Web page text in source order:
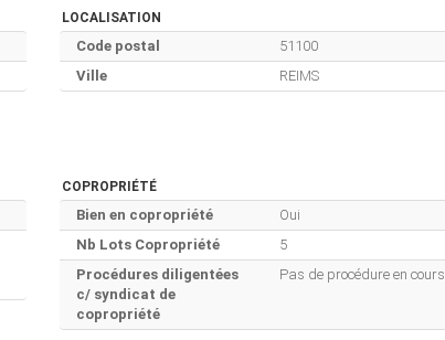
LOCALISATION
Code postal
51100
Ville
REIMS
COPROPRIÉTÉ
Bien en copropriété
Oui
Nb Lots Copropriété
5
Procédures diligentées
c/ syndicat de
copropriété
Pas de procédure en cours